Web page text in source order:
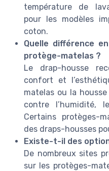
température de
pour les modèles
coton.
Quelle différence
protège-matelas ?
Le drap-housse
confort et
matelas ou la
contre l’humidité,
Certains protèges-
des draps-housses
Existe-t-il des
De nombreux sites
sur les protèges-